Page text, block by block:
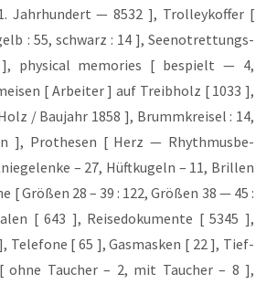
Jahr­hun­dert — 8532 ], Trol­ley­kof­fer [
: 55, schwarz : 14 ], See­not­ret­tungs­
phy­si­cal memo­ries [ bespielt — 4,
[ Arbei­ter ] auf Treib­holz [ 1033 ],
/ Bau­jahr 1858 ], Brumm­krei­sel : 14,
], Pro­the­sen [ Herz — Rhyth­mus­be­
– 27, Hüft­ku­geln – 11, Bril­len
[ Grö­ßen 28 – 39 : 122, Grö­ßen 38 — 45 :
[ 643 ], Rei­se­do­ku­men­te [ 5345 ],
Tele­fo­ne [ 65 ], Gas­mas­ken [ 22 ], Tief­
ohne Tau­cher – 2, mit Tau­cher – 8 ],